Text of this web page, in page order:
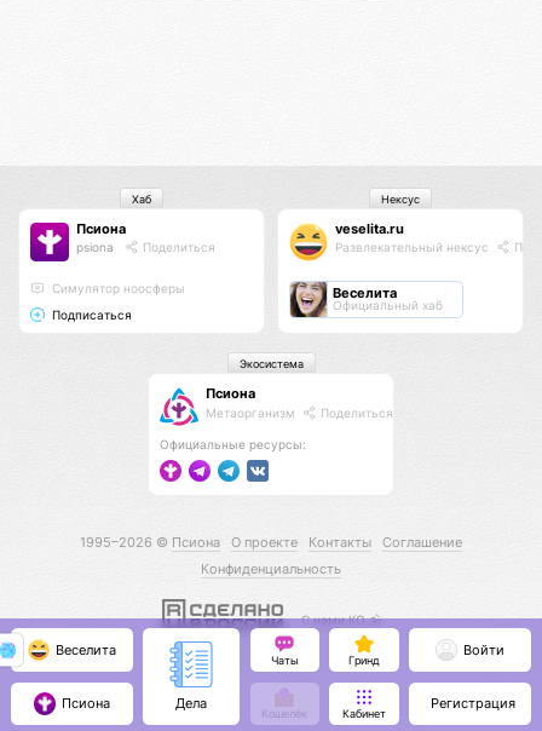
Псиона
psiona Поделиться
Cимулятор ноосферы
Подписаться
Хаб
veselita.ru
Развлекательный нексус
Веселита
Официальный хаб
Нексус
Псиона
Метаорганизм Поделиться
Официальные ресурсы:
Экосистема
1995–2026 © Псиона О проекте Контакты
Соглашение
Конфиденциальность
С нами КО 🕉️
Веселита
Псиона Дела
Чаты Гринд
Кошелёк Кабинет
Войти
Регистрация